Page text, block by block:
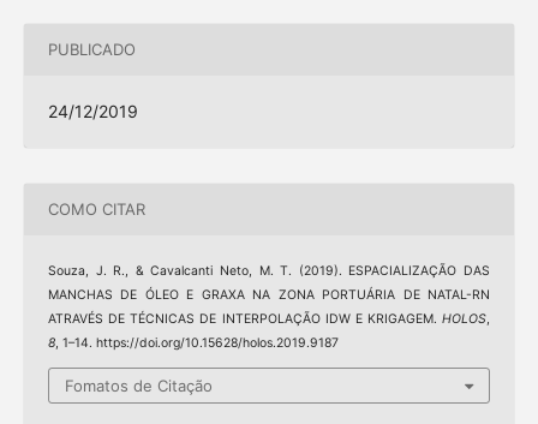
PUBLICADO
24/12/2019
COMO CITAR
Souza, J. R., & Cavalcanti Neto, M. T. (2019). ESPACIALIZAÇÃO DAS
MANCHAS DE ÓLEO E GRAXA NA ZONA PORTUÁRIA DE NATAL-RN
ATRAVÉS DE TÉCNICAS DE INTERPOLAÇÃO IDW E KRIGAGEM.HOLOS,
8, 1–14. https://doi.org/10.15628/holos.2019.9187
Fomatos de Citação